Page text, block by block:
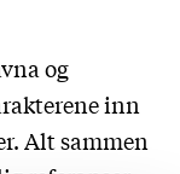
og
inn
Alt sammen